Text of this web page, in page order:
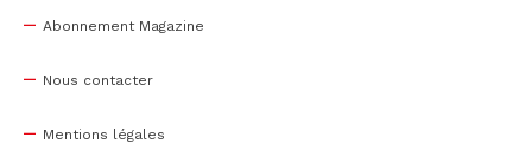
Abonnement Magazine
Nous contacter
Mentions légales